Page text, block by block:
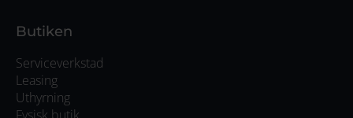
Butiken
Serviceverkstad
Leasing
Uthyrning